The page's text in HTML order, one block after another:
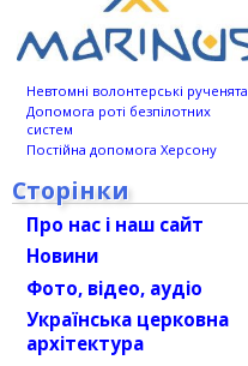
Невтомні волонтерські рученята
Допомога роті безпілотних
систем
Постійна допомога Херсону
Сторінки
Про нас і наш сайт
Новини
Фото, відео, аудіо
Українська церковна
архітектура